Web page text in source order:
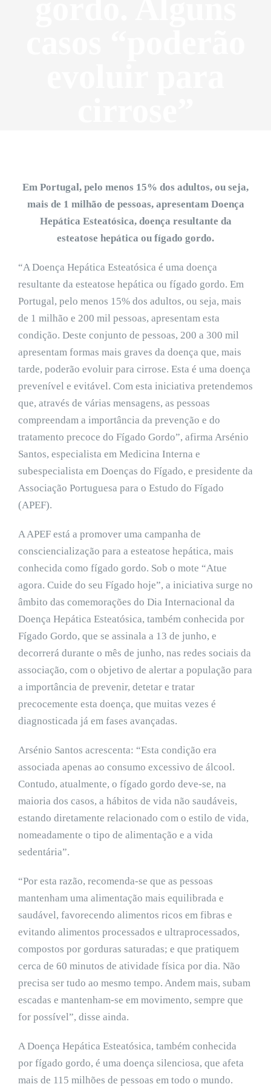
Em Portugal, pelo menos 15% dos adultos, ou seja,
mais de 1 milhão de pessoas, apresentam Doença
Hepática Esteatósica, doença resultante da
esteatose hepática ou fígado gordo.
“A Doença Hepática Esteatósica é uma doença
resultante da esteatose hepática ou fígado gordo. Em
Portugal, pelo menos 15% dos adultos, ou seja, mais
de 1 milhão e 200 mil pessoas, apresentam esta
condição. Deste conjunto de pessoas, 200 a 300 mil
apresentam formas mais graves da doença que, mais
tarde, poderão evoluir para cirrose. Esta é uma doença
prevenível e evitável. Com esta iniciativa pretendemos
que, através de várias mensagens, as pessoas
compreendam a importância da prevenção e do
tratamento precoce do Fígado Gordo”, afirma Arsénio
Santos, especialista em Medicina Interna e
subespecialista em Doenças do Fígado, e presidente da
Associação Portuguesa para o Estudo do Fígado
(APEF).
A APEF está a promover uma campanha de
consciencialização para a esteatose hepática, mais
conhecida como fígado gordo. Sob o mote “Atue
agora. Cuide do seu Fígado hoje”, a iniciativa surge no
âmbito das comemorações do Dia Internacional da
Doença Hepática Esteatósica, também conhecida por
Fígado Gordo, que se assinala a 13 de junho, e
decorrerá durante o mês de junho, nas redes sociais da
associação, com o objetivo de alertar a população para
a importância de prevenir, detetar e tratar
precocemente esta doença, que muitas vezes é
diagnosticada já em fases avançadas.
Arsénio Santos acrescenta: “Esta condição era
associada apenas ao consumo excessivo de álcool.
Contudo, atualmente, o fígado gordo deve-se, na
maioria dos casos, a hábitos de vida não saudáveis,
estando diretamente relacionado com o estilo de vida,
nomeadamente o tipo de alimentação e a vida
sedentária”.
“Por esta razão, recomenda-se que as pessoas
mantenham uma alimentação mais equilibrada e
saudável, favorecendo alimentos ricos em fibras e
evitando alimentos processados e ultraprocessados,
compostos por gorduras saturadas; e que pratiquem
cerca de 60 minutos de atividade física por dia. Não
precisa ser tudo ao mesmo tempo. Andem mais, subam
escadas e mantenham-se em movimento, sempre que
for possível”, disse ainda.
A Doença Hepática Esteatósica, também conhecida
por fígado gordo, é uma doença silenciosa, que afeta
mais de 115 milhões de pessoas em todo o mundo.